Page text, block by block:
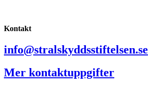
Kontakt
info@stralskyddsstiftelsen.se
Mer kontaktuppgifter